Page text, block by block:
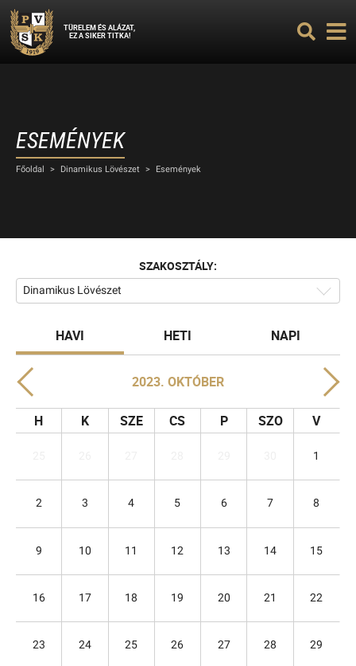
TÜRELEM ÉS ALÁZAT,
EZ A SIKER TITKA!
ESEMÉNYEK
Főoldal > Dinamikus Lövészet > Események
SZAKOSZTÁLY:
Dinamikus Lövészet
HAVI HETI NAPI
2023. OKTÓBER
H K SZE CS P SZO V
1
2 3 4 5 6 7 8
9 10 11 12 13 14 15
16 17 18 19 20 21 22
23 24 25 26 27 28 29